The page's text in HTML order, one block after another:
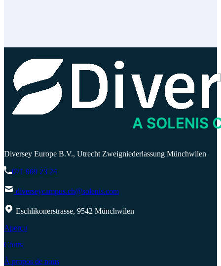
Diversey Europe B.V., Utrecht Zweigniederlassung Münchwilen
071 969 23 24
diverseycampus.ch@solenis.com
Eschlikonerstrasse, 9542 Münchwilen
Aperçu
Cours
À propos de nous